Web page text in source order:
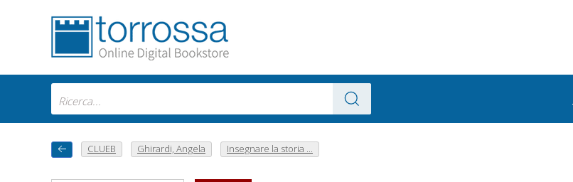
CLUEB Ghirardi, Angela Insegnare la storia ...